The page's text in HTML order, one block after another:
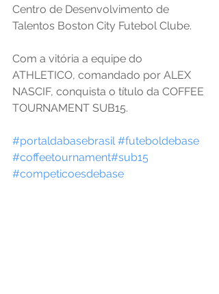
Centro de Desenvolvimento de
Talentos Boston City Futebol Clube.
Com a vitória a equipe do
ATHLETICO, comandado por ALEX
NASCIF, conquista o título da COFFEE
TOURNAMENT SUB15.
#portaldabasebrasil #futeboldebase
#coffeetournament#sub15
#competicoesdebase